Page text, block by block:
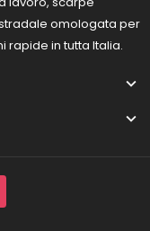
omologata per
rapide in tutta Italia.